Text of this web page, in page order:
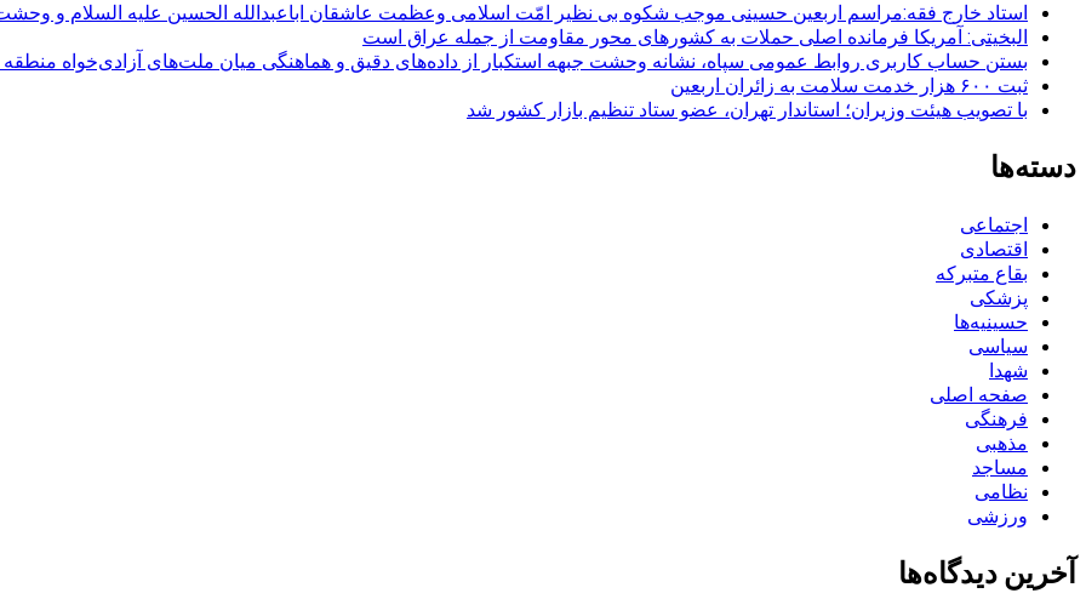
استاد خارج فقه:مراسم اربعین حسینی موجب شکوه بی نظیر امّت اسلامی وعظمت عاشقان اباعبدالله الحسین علیه السلام و
البخیتی: آمریکا فرمانده اصلی حملات به کشورهای محور مقاومت از جمله عراق است
بستن حساب کاربری روابط عمومی سپاه، نشانه‌ وحشت جبهه استکبار از داده‌های دقیق و هماهنگی میان ملت‌های آزادی‌خواه
ثبت ۶۰۰ هزار خدمت سلامت به زائران اربعین
با تصویب هیئت وزیران؛ استاندار تهران، عضو ستاد تنظیم بازار کشور شد
دسته‌ها
اجتماعی
اقتصادی
بقاع متبرکه
پزشکی
حسینیه‌ها
سیاسی
شهدا
صفحه اصلی
فرهنگی
مذهبی
مساجد
نظامی
ورزشی
آخرین دیدگاه‌ها